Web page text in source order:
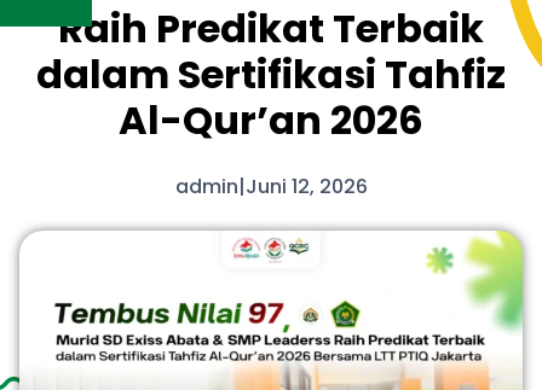
Raih Predikat Terbaik
dalam Sertifikasi Tahfiz
Al-Qur’an 2026
admin|Juni 12, 2026